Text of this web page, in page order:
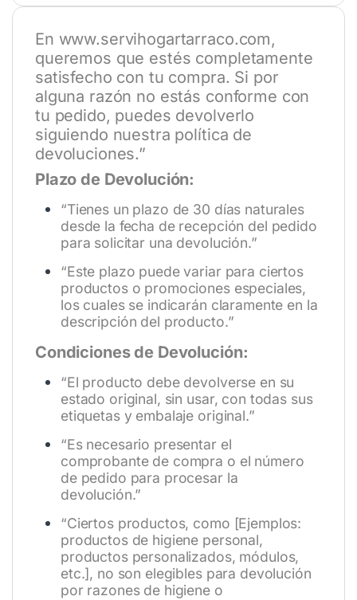
En www.servihogartarraco.com,
queremos que estés completamente
satisfecho con tu compra. Si por
alguna razón no estás conforme con
tu pedido, puedes devolverlo
siguiendo nuestra política de
devoluciones.”
Plazo de Devolución:
“Tienes un plazo de 30 días naturales
desde la fecha de recepción del pedido
para solicitar una devolución.”
“Este plazo puede variar para ciertos
productos o promociones especiales,
los cuales se indicarán claramente en la
descripción del producto.”
Condiciones de Devolución:
“El producto debe devolverse en su
estado original, sin usar, con todas sus
etiquetas y embalaje original.”
“Es necesario presentar el
comprobante de compra o el número
de pedido para procesar la
devolución.”
“Ciertos productos, como [Ejemplos:
productos de higiene personal,
productos personalizados, módulos,
etc.], no son elegibles para devolución
por razones de higiene o